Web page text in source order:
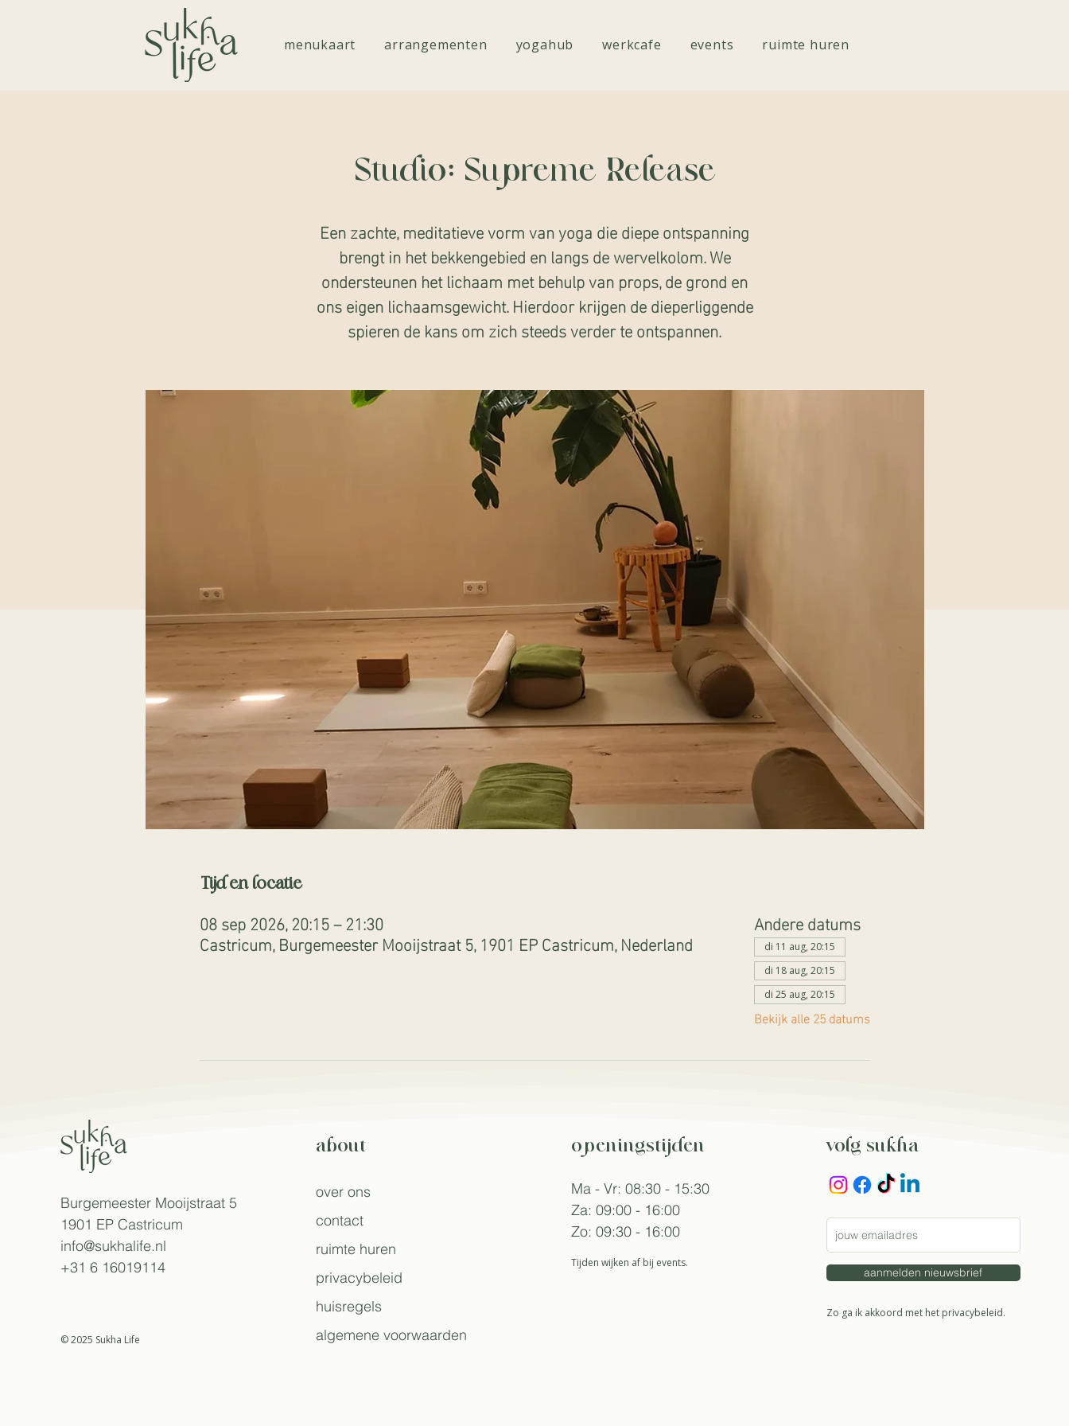
menukaart arrangementen yogahub werkcafe events ruimte huren
Studio: Supreme Release
Een zachte, meditatieve vorm van yoga die diepe ontspanning
brengt in het bekkengebied en langs de wervelkolom. We
ondersteunen het lichaam met behulp van props, de grond en
ons eigen lichaamsgewicht. Hierdoor krijgen de dieperliggende
spieren de kans om zich steeds verder te ontspannen.
Tijd en locatie
08 sep 2026, 20:15 – 21:30
Castricum, Burgemeester Mooijstraat 5, 1901 EP Castricum, Nederland
Andere datums
di 11 aug, 20:15
di 18 aug, 20:15
di 25 aug, 20:15
Bekijk alle 25 datums
Burgemeester Mooijstraat 5
1901 EP Castricum​
info@sukhalife.nl
+31 6 16019114
© 2025 Sukha Life
about
over ons
contact
ruimte huren
privacybeleid
huisregels
algemene voorwaarden
openingstijden
Ma - Vr: 08:30 - 15:30
Za: 09:00 - 16:00
Zo: 09:30 - 16:00
Tijden wijken af bij events.
volg sukha
aanmelden nieuwsbrief
Zo ga ik akkoord met het privacybeleid.